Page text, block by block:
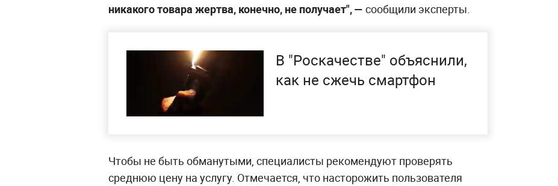
никакого товара жертва, конечно, не получает", — сообщили эксперты.
В "Роскачестве" объяснили,
как не сжечь смартфон
Чтобы не быть обманутыми, специалисты рекомендуют проверять
среднюю цену на услугу. Отмечается, что насторожить пользователя